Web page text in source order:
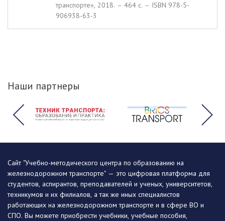
транспорте», 2018. – 464 c. – ISBN 978-5-
906938-63-3
Наши партнеры
Сайт "Учебно-методического центра по образованию на
железнодорожном транспорте" — это цифровая платформа для
студентов, аспирантов, преподавателей и ученых, университетов,
техникумов и их филиалов, а так же иных специалистов
работающих на железнодорожном транспорте и в сфере ВО и
СПО. Вы можете приобрести учебники, учебные пособия,